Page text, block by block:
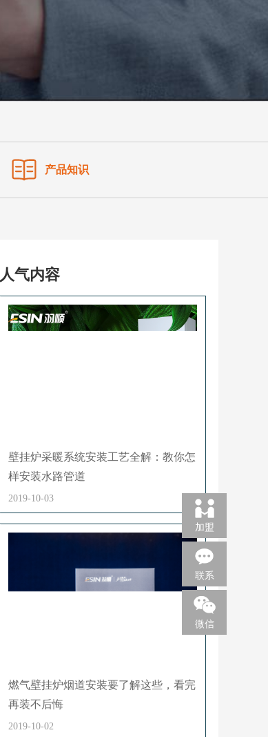
产品知识
人气内容
壁挂炉采暖系统安装工艺全解：教你怎
样安装水路管道
2019-10-03
燃气壁挂炉烟道安装要了解这些，看完
再装不后悔
2019-10-02
加盟
联系
微信